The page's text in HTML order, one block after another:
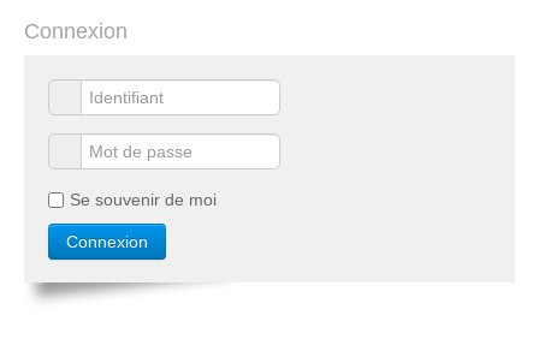
Connexion
Se souvenir de moi